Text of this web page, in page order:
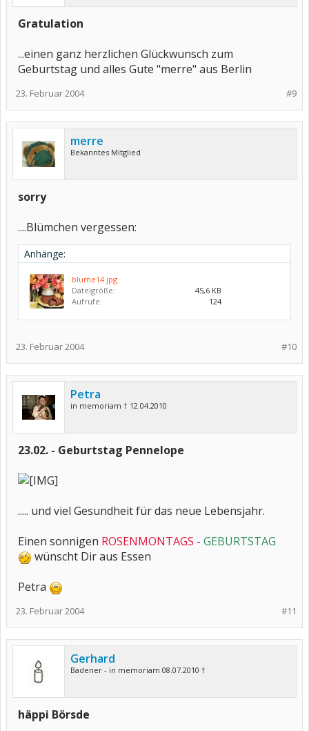
Gratulation
...einen ganz herzlichen Glückwunsch zum
Geburtstag und alles Gute "merre" aus Berlin
#9
23. Februar 2004
merre
Bekanntes Mitglied
sorry
....Blümchen vergessen:
Anhänge:
blume14.jpg
Dateigröße:
45,6 KB
Aufrufe:
124
#10
23. Februar 2004
Petra
in memoriam † 12.04.2010
23.02. - Geburtstag Pennelope
..... und viel Gesundheit für das neue Lebensjahr.
Einen sonnigen ROSENMONTAGS - GEBURTSTAG
wünscht Dir aus Essen
Petra
#11
23. Februar 2004
Gerhard
Badener - in memoriam 08.07.2010 †
häppi Börsde